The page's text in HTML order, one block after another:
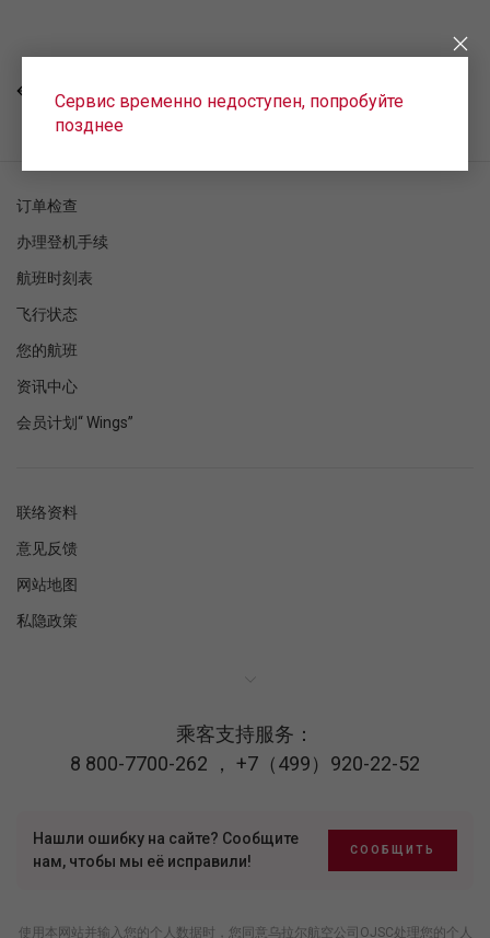
Сервис временно недоступен, попробуйте
позднее
订单检查
办理登机手续
航班时刻表
飞行状态
您的航班
资讯中心
会员计划“ Wings”
联络资料
意见反馈
网站地图
私隐政策
乘客支持服务：
8 800-7700-262 ， +7（499）920-22-52
Нашли ошибку на сайте? Сообщите
нам, чтобы мы её исправили!
СООБЩИТЬ
使用本网站并输入您的个人数据时，您同意乌拉尔航空公司OJSC处理您的个人